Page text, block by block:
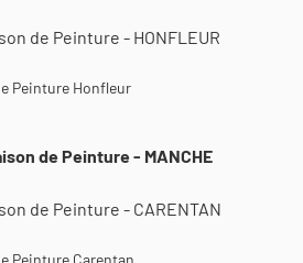
de Peinture - HONFLEUR
Peinture Honfleur
de Peinture - MANCHE
de Peinture - CARENTAN
Peinture Carentan